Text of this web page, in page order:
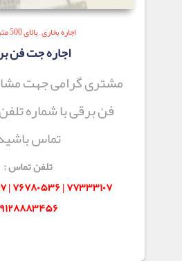
اجاره بخاری,بالای 500 مترمکعب
اجاره جت فن
مشتری گرامی جهت
فن برقی با شماره
تماس
تلفن تماس :